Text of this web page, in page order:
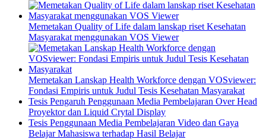
Memetakan Quality of Life dalam lanskap riset Kesehatan
Masyarakat menggunakan VOS Viewer
Memetakan Lanskap Health Workforce dengan VOSviewer:
Fondasi Empiris untuk Judul Tesis Kesehatan Masyarakat
Tesis Pengaruh Penggunaan Media Pembelajaran Over Head
Proyektor dan Liquid Crytal Display
Tesis Penggunaan Media Pembelajaran Video dan Gaya
Belajar Mahasiswa terhadap Hasil Belajar